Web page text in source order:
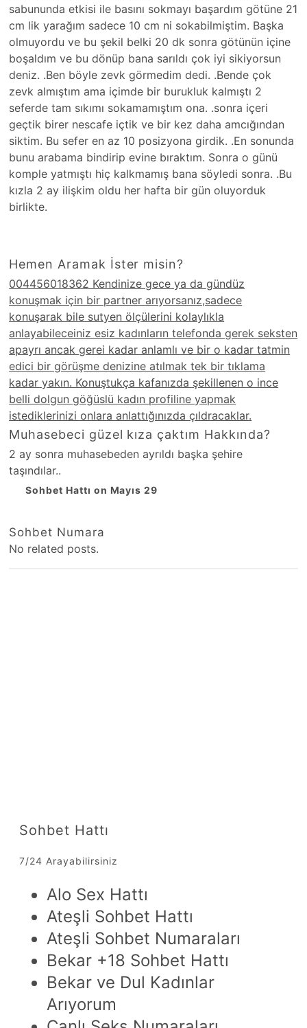
sabununda etkisi ile basını sokmayı başardım götüne 21
cm lik yarağım sadece 10 cm ni sokabilmiştim. Başka
olmuyordu ve bu şekil belki 20 dk sonra götünün içine
boşaldım ve bu dönüp bana sarıldı çok iyi sikiyorsun
deniz. .Ben böyle zevk görmedim dedi. .Bende çok
zevk almıştım ama içimde bir burukluk kalmıştı 2
seferde tam sıkımı sokamamıştım ona. .sonra içeri
geçtik birer nescafe içtik ve bir kez daha amcığından
siktim. Bu sefer en az 10 posizyona girdik. .En sonunda
bunu arabama bindirip evine bıraktım. Sonra o günü
komple yatmıştı hiç kalkmamış bana söyledi sonra. .Bu
kızla 2 ay ilişkim oldu her hafta bir gün oluyorduk
birlikte.
Hemen Aramak İster misin?
004456018362 Kendinize gece ya da gündüz
konuşmak için bir partner arıyorsanız,sadece
konuşarak bile sutyen ölçülerini kolaylıkla
anlayabileceiniz esiz kadınların telefonda gerek seksten
apayrı ancak gerei kadar anlamlı ve bir o kadar tatmin
edici bir görüşme denizine atılmak tek bir tıklama
kadar yakın. Konuştukça kafanızda şekillenen o ince
belli dolgun göğüslü kadın profiline yapmak
istediklerinizi onlara anlattığınızda çıldracaklar.
Muhasebeci güzel kıza çaktım Hakkında?
2 ay sonra muhasebeden ayrıldı başka şehire
taşındılar..
Sohbet Hattı on Mayıs 29
Sohbet Numara
No related posts.
Sohbet Hattı
7/24 Arayabilirsiniz
Alo Sex Hattı
Ateşli Sohbet Hattı
Ateşli Sohbet Numaraları
Bekar +18 Sohbet Hattı
Bekar ve Dul Kadınlar
Arıyorum